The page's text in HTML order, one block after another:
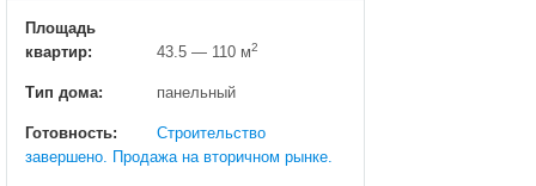
Площадь
квартир:
43.5 — 110 м2
Тип дома: панельный
Готовность:
Строительство
завершено. Продажа на вторичном рынке.